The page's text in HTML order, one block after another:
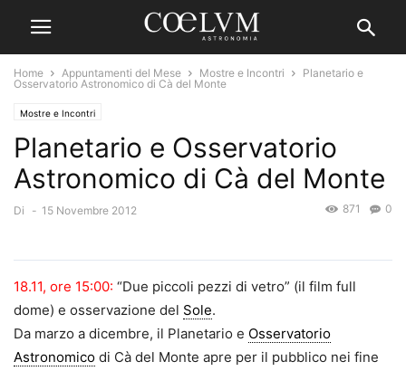
Home Appuntamenti del Mese Mostre e Incontri
Planetario e
Osservatorio Astronomico di Cà del Monte
Mostre e Incontri
Planetario e Osservatorio
Astronomico di Cà del Monte
Di - 15 Novembre 2012 0
871
18.11, ore 15:00: “Due piccoli pezzi di vetro” (il film full
dome) e osservazione del Sole.
Da marzo a dicembre, il Planetario e Osservatorio
Astronomico di Cà del Monte apre per il pubblico nei fine